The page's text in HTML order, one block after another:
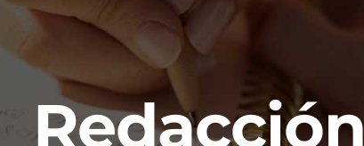
Redacción